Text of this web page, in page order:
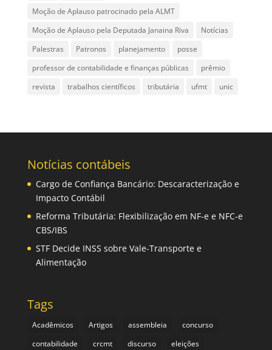
Moção de Aplauso patrocinado pela ALMT
Moção de Aplauso pela Deputada Janaina Riva
Notícias
Palestras
Patronos planejamento
posse
professor de contabilidade e finanças públicas
prêmio
revista
trabalhos científicos tributária ufmt unic
Notícias contábeis
Cargo de Confiança Bancário: Descaracterização e
Impacto Contábil
Reforma Tributária: Flexibilização em NF-e e NFC-e
CBS/IBS
STF Decide INSS sobre Vale-Transporte e
Alimentação
Tags
Acadêmicos Artigos assembleia
concurso
contabilidade
crcmt discurso
eleições